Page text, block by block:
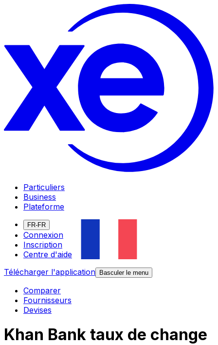
Particuliers
Business
Plateforme
FR-FR
Connexion
Inscription
Centre d'aide
Télécharger l'application
Basculer le menu
Comparer
Fournisseurs
Devises
Khan Bank taux de change